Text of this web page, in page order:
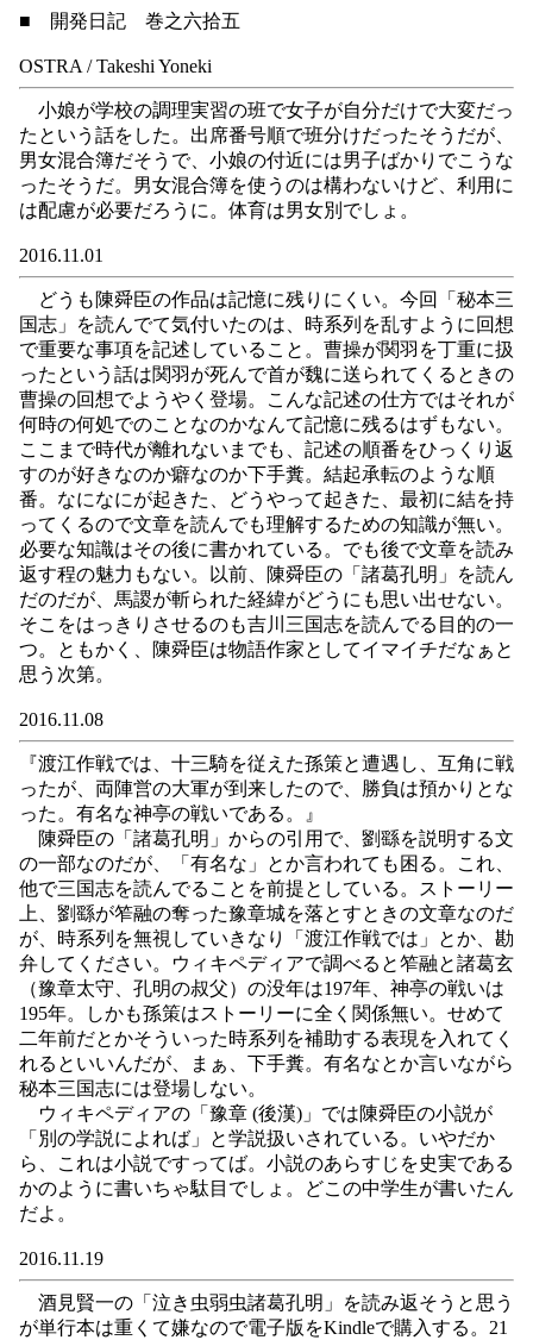
■ 開発日記 巻之六拾五
OSTRA / Takeshi Yoneki
小娘が学校の調理実習の班で女子が自分だけで大変だっ
たという話をした。出席番号順で班分けだったそうだが、
男女混合簿だそうで、小娘の付近には男子ばかりでこうな
ったそうだ。男女混合簿を使うのは構わないけど、利用に
は配慮が必要だろうに。体育は男女別でしょ。
2016.11.01
どうも陳舜臣の作品は記憶に残りにくい。今回「秘本三
国志」を読んでて気付いたのは、時系列を乱すように回想
で重要な事項を記述していること。曹操が関羽を丁重に扱
ったという話は関羽が死んで首が魏に送られてくるときの
曹操の回想でようやく登場。こんな記述の仕方ではそれが
何時の何処でのことなのかなんて記憶に残るはずもない。
ここまで時代が離れないまでも、記述の順番をひっくり返
すのが好きなのか癖なのか下手糞。結起承転のような順
番。なになにが起きた、どうやって起きた、最初に結を持
ってくるので文章を読んでも理解するための知識が無い。
必要な知識はその後に書かれている。でも後で文章を読み
返す程の魅力もない。以前、陳舜臣の「諸葛孔明」を読ん
だのだが、馬謖が斬られた経緯がどうにも思い出せない。
そこをはっきりさせるのも吉川三国志を読んでる目的の一
つ。ともかく、陳舜臣は物語作家としてイマイチだなぁと
思う次第。
2016.11.08
『渡江作戦では、十三騎を従えた孫策と遭遇し、互角に戦
ったが、両陣営の大軍が到来したので、勝負は預かりとな
った。有名な神亭の戦いである。』
陳舜臣の「諸葛孔明」からの引用で、劉繇を説明する文
の一部なのだが、「有名な」とか言われても困る。これ、
他で三国志を読んでることを前提としている。ストーリー
上、劉繇が笮融の奪った豫章城を落とすときの文章なのだ
が、時系列を無視していきなり「渡江作戦では」とか、勘
弁してください。ウィキペディアで調べると笮融と諸葛玄
（豫章太守、孔明の叔父）の没年は197年、神亭の戦いは
195年。しかも孫策はストーリーに全く関係無い。せめて
二年前だとかそういった時系列を補助する表現を入れてく
れるといいんだが、まぁ、下手糞。有名なとか言いながら
秘本三国志には登場しない。
ウィキペディアの「豫章 (後漢)」では陳舜臣の小説が
「別の学説によれば」と学説扱いされている。いやだか
ら、これは小説ですってば。小説のあらすじを史実である
かのように書いちゃ駄目でしょ。どこの中学生が書いたん
だよ。
2016.11.19
酒見賢一の「泣き虫弱虫諸葛孔明」を読み返そうと思う
が単行本は重くて嫌なので電子版をKindleで購入する。21